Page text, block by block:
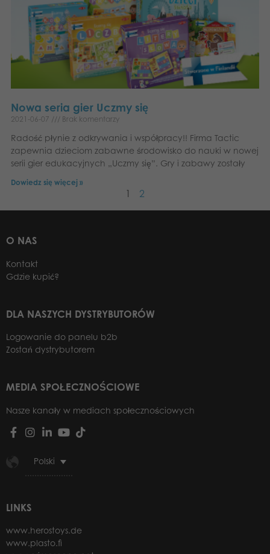
Nowa seria gier Uczmy się
2021-06-07 Brak komentarzy
Radość płynie z odkrywania i współpracy!! Firma Tactic
zapewnia dzieciom zabawne środowisko do nauki w nowej
serii gier edukacyjnych „Uczmy się”. Gry i zabawy zostały
Dowiedz się więcej »
1 2
O NAS
Kontakt
Gdzie kupić?
DLA NASZYCH DYSTRYBUTORÓW
Logowanie do panelu b2b
Zostań dystrybutorem
MEDIA SPOŁECZNOŚCIOWE
Nasze kanały w mediach społecznościowych
Polski
LINKS
www.herostoys.de
www.plasto.fi